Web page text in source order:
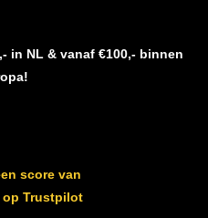
in NL & vanaf €100,- binnen
score van
op Trustpilot